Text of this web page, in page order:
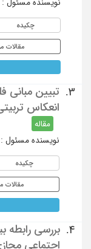
نویسنده مسئول :
چکیده
مقالات
3.
تبیین مبانی
انعکاس
مقاله
نویسنده مسئول :
چکیده
مقالات
4.
بررسی رابطه
اجتماعی